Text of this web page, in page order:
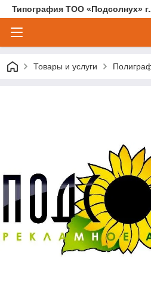
Типография ТОО «Подсолнух»
Товары и услуги